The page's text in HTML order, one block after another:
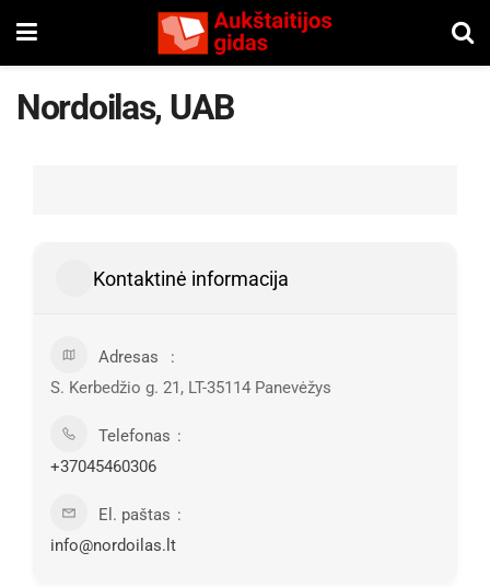
Nordoilas, UAB
Kontaktinė informacija
Adresas
S. Kerbedžio g. 21, LT-35114 Panevėžys
Telefonas
+37045460306
El. paštas
info@nordoilas.lt